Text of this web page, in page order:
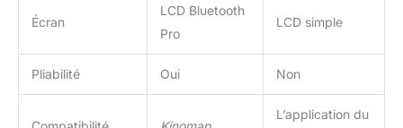
d'une pompe à eau
remplissage d'eau sans
effort. Pratique cadeau :
abonnement de 30 jours
à KINOMAP : la machine
Écran
LCD Bluetooth
Pro
LCD simple
Pliabilité Oui Non
L’application du